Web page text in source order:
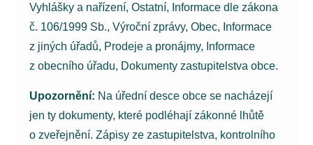
Vyhlášky a nařízení, Ostatní, Informace dle zákona
č. 106/1999 Sb., Výroční zprávy, Obec, Informace
z jiných úřadů, Prodeje a pronájmy, Informace
z obecního úřadu, Dokumenty zastupitelstva obce.
Upozornění: Na úřední desce obce se nacházejí
jen ty dokumenty, které podléhají zákonné lhůtě
o zveřejnění. Zápisy ze zastupitelstva, kontrolního